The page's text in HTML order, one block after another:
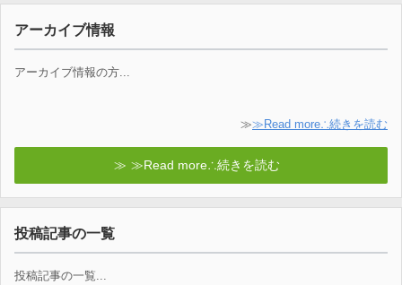
アーカイブ情報
アーカイブ情報の方...
≫≫Read more∴続きを読む
≫Read more∴続きを読む
投稿記事の一覧
投稿記事の一覧...